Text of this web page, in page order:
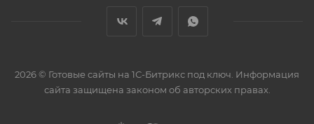
2026 © Готовые сайты на 1С-Битрикс под ключ. Информация
сайта защищена законом об авторских правах.